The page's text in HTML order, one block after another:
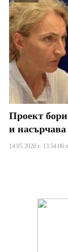
Проект
и
14.05.2026 г. 13:54:06